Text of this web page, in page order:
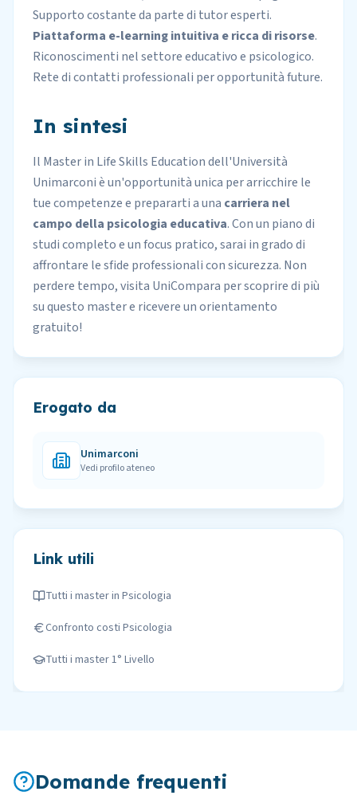
Supporto costante da parte di tutor esperti.
Piattaforma e-learning intuitiva e ricca di risorse.
Riconoscimenti nel settore educativo e psicologico.
Rete di contatti professionali per opportunità future.
In sintesi
Il Master in Life Skills Education dell'Università
Unimarconi è un'opportunità unica per arricchire le
tue competenze e prepararti a una carriera nel
campo della psicologia educativa. Con un piano di
studi completo e un focus pratico, sarai in grado di
affrontare le sfide professionali con sicurezza. Non
perdere tempo, visita UniCompara per scoprire di più
su questo master e ricevere un orientamento
gratuito!
Erogato da
Unimarconi
Vedi profilo ateneo
Link utili
Tutti i master in Psicologia
Confronto costi Psicologia
Tutti i master1° Livello
Domande frequenti